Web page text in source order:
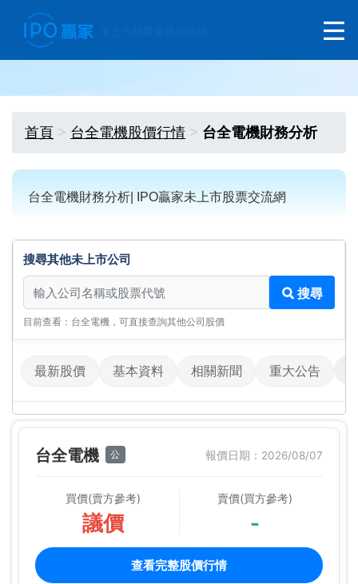
首頁 台全電機股價行情 台全電機財務分析
台全電機財務分析| IPO贏家未上市股票交流網
搜尋其他未上市公司
搜尋其他未上市公司
搜尋
目前查看：台全電機，可直接查詢其他公司股價
最新股價 基本資料 相關新聞 重大公告
台全電機 公 報價日期：2026/08/07
買價(賣方參考)
議價
賣價(買方參考)
-
查看完整股價行情